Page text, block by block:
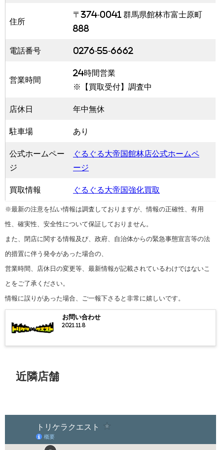
住所
〒374-0041 群馬県館林市富士原町
888
電話番号 0276-55-6662
営業時間
24時間営業
※【買取受付】調査中
店休日 年中無休
駐車場 あり
公式ホームペー
ジ
ぐるぐる大帝国館林店公式ホームペ
ージ
買取情報 ぐるぐる大帝国強化買取
※最新の注意を払い情報は調査しておりますが、情報の正確性、有用
性、確実性、安全性について保証しておりません。
また、閉店に関する情報及び、政府、自治体からの緊急事態宣言等の法
的措置に伴う発令があった場合の、
営業時間、店休日の変更等、最新情報が記載されているわけではないこ
とをご了承ください。
情報に誤りがあった場合、ご一報下さると非常に嬉しいです。
お問い合わせ
2021.11.8
近隣店舗